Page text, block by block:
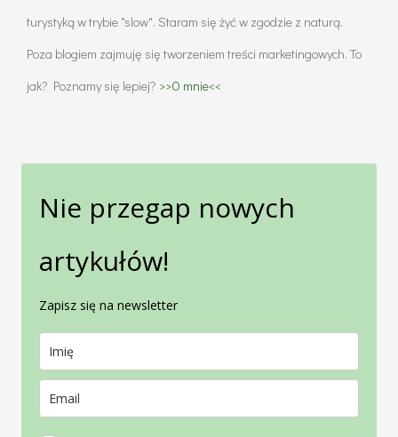
turystyką w trybie "slow". Staram się żyć w zgodzie z naturą.
Poza blogiem zajmuję się tworzeniem treści marketingowych. To
jak? Poznamy się lepiej? >>O mnie<<
Nie przegap nowych
artykułów!
Zapisz się na newsletter